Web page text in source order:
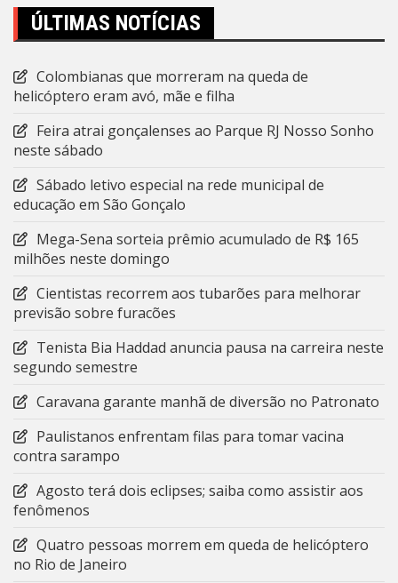
ÚLTIMAS NOTÍCIAS
Colombianas que morreram na queda de
helicóptero eram avó, mãe e filha
Feira atrai gonçalenses ao Parque RJ Nosso Sonho
neste sábado
Sábado letivo especial na rede municipal de
educação em São Gonçalo
Mega-Sena sorteia prêmio acumulado de R$ 165
milhões neste domingo
Cientistas recorrem aos tubarões para melhorar
previsão sobre furacões
Tenista Bia Haddad anuncia pausa na carreira neste
segundo semestre
Caravana garante manhã de diversão no Patronato
Paulistanos enfrentam filas para tomar vacina
contra sarampo
Agosto terá dois eclipses; saiba como assistir aos
fenômenos
Quatro pessoas morrem em queda de helicóptero
no Rio de Janeiro